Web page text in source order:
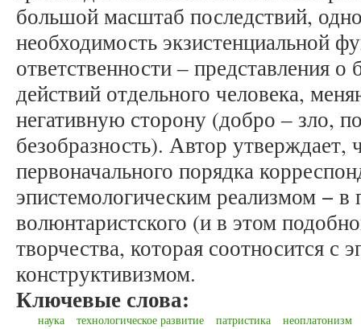
большой масштаб последствий,
необходимость экзистенциальной
ответственности ‒ представления
действий отдельного человека,
негативную сторону (добро ‒ зло,
безобразность). Автор утверждает,
первоначального порядка
эпистемологическим реализмом − в
волюнтаристского (и в этом
творчества, которая соотносится с
конструктивизмом.
Ключевые слова:
наука технологическое развитие патристика неоплатонизм